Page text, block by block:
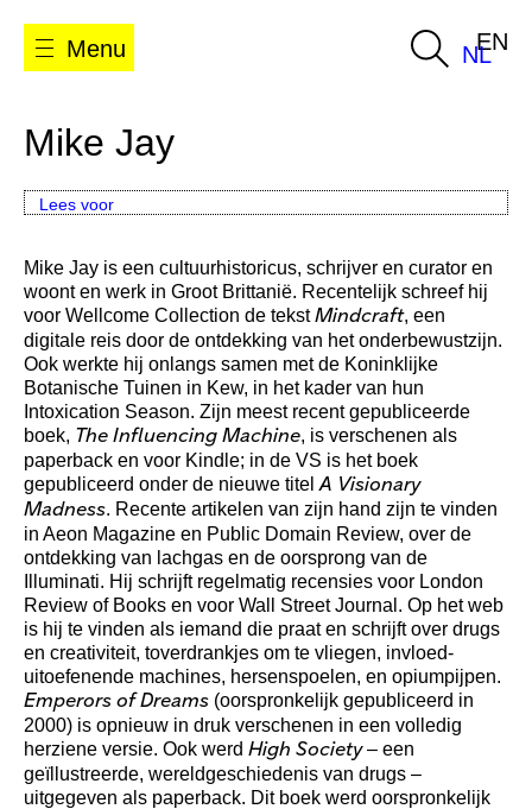
Menu NLEN
Mike Jay
Lees voor
Mike Jay is een cultuurhistoricus, schrijver en curator en
woont en werk in Groot Brittanië. Recentelijk schreef hij
voor Wellcome Collection de tekst Mindcraft, een
digitale reis door de ontdekking van het onderbewustzijn.
Ook werkte hij onlangs samen met de Koninklijke
Botanische Tuinen in Kew, in het kader van hun
Intoxication Season. Zijn meest recent gepubliceerde
boek, The Influencing Machine, is verschenen als
paperback en voor Kindle; in de VS is het boek
gepubliceerd onder de nieuwe titel A Visionary
Madness. Recente artikelen van zijn hand zijn te vinden
in Aeon Magazine en Public Domain Review, over de
ontdekking van lachgas en de oorsprong van de
Illuminati. Hij schrijft regelmatig recensies voor London
Review of Books en voor Wall Street Journal. Op het web
is hij te vinden als iemand die praat en schrijft over drugs
en creativiteit, toverdrankjes om te vliegen, invloed-
uitoefenende machines, hersenspoelen, en opiumpijpen.
Emperors of Dreams (oorspronkelijk gepubliceerd in
2000) is opnieuw in druk verschenen in een volledig
herziene versie. Ook werd High Society– een
geïllustreerde, wereldgeschiedenis van drugs –
uitgegeven als paperback. Dit boek werd oorspronkelijk